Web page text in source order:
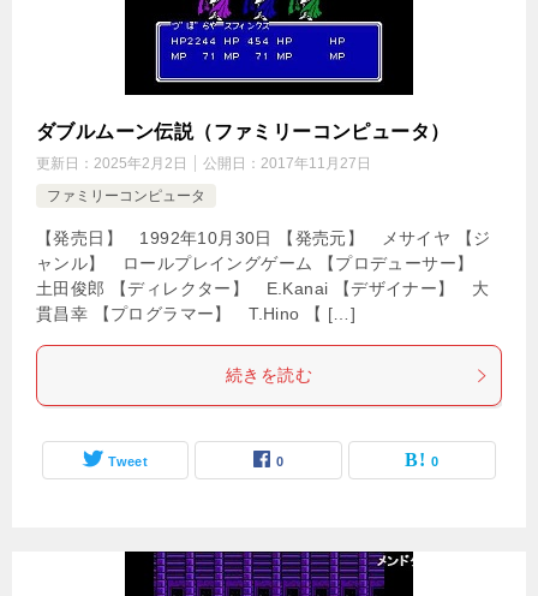
ダブルムーン伝説（ファミリーコンピュータ）
更新日： 2025年2月2日 公開日： 2017年11月27日
ファミリーコンピュータ
【発売日】 1992年10月30日 【発売元】 メサイヤ 【ジ
ャンル】 ロールプレイングゲーム 【プロデューサー】
土田俊郎 【ディレクター】 E.Kanai 【デザイナー】 大
貫昌幸 【プログラマー】 T.Hino 【 […]
続きを読む
Tweet 0 0